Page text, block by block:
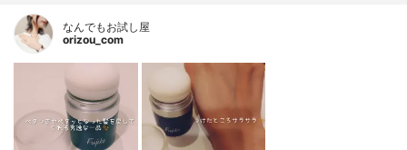
なんでもお試し屋
orizou_com